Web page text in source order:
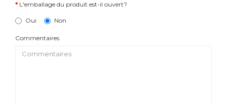
L'emballage du produit est-il ouvert?
Oui Non
Commentaires